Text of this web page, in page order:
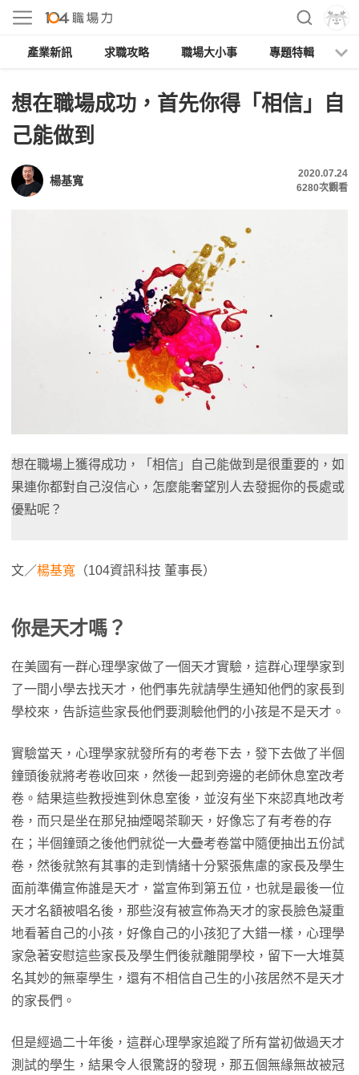
產業新訊 求職攻略 職場大小事 專題特輯
想在職場成功，首先你得「相信」自
己能做到
楊基寬
2020.07.24
6280次觀看
想在職場上獲得成功，「相信」自己能做到是很重要的，如
果連你都對自己沒信心，怎麼能奢望別人去發掘你的長處或
優點呢？
文／楊基寬 （104資訊科技 董事長）
你是天才嗎？
在美國有一群心理學家做了一個天才實驗，這群心理學家到
了一間小學去找天才，他們事先就請學生通知他們的家長到
學校來，告訴這些家長他們要測驗他們的小孩是不是天才。
實驗當天，心理學家就發所有的考卷下去，發下去做了半個
鐘頭後就將考卷收回來，然後一起到旁邊的老師休息室改考
卷。結果這些教授進到休息室後，並沒有坐下來認真地改考
卷，而只是坐在那兒抽煙喝茶聊天，好像忘了有考卷的存
在；半個鐘頭之後他們就從一大疊考卷當中隨便抽出五份試
卷，然後就煞有其事的走到情緒十分緊張焦慮的家長及學生
面前準備宣佈誰是天才，當宣佈到第五位，也就是最後一位
天才名額被唱名後，那些沒有被宣佈為天才的家長臉色凝重
地看著自己的小孩，好像自己的小孩犯了大錯一樣，心理學
家急著安慰這些家長及學生們後就離開學校，留下一大堆莫
名其妙的無辜學生，還有不相信自己生的小孩居然不是天才
的家長們。
但是經過二十年後，這群心理學家追蹤了所有當初做過天才
測試的學生，結果令人很驚訝的發現，那五個無緣無故被冠